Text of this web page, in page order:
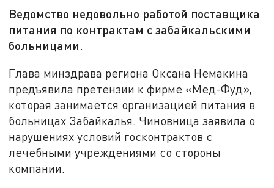
Ведомство недовольно работой поставщика
питания по контрактам с забайкальскими
больницами.
Глава минздрава региона Оксана Немакина
предъявила претензии к фирме «Мед-Фуд»,
которая занимается организацией питания в
больницах Забайкалья. Чиновница заявила о
нарушениях условий госконтрактов с
лечебными учреждениями со стороны
компании.